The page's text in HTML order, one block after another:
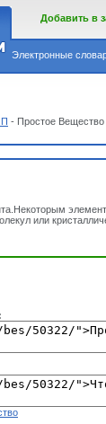
Электронные
Добавить в
П - Простое Вещество
или